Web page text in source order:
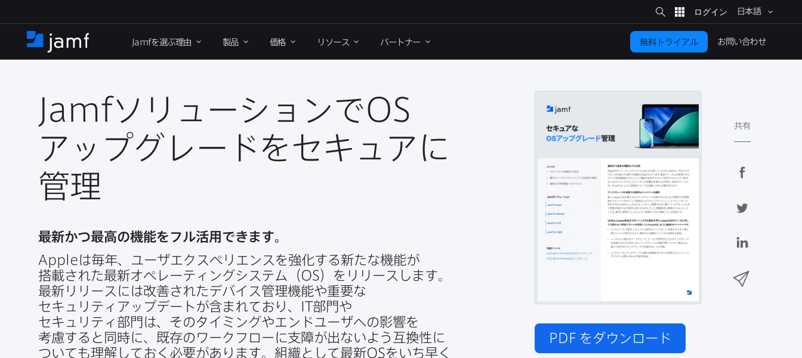
イ
ン
サ
イ
ト
検
索
日本語
ホ
ー
Jamfを​選ぶ理由 製品 価格 リソース パートナー 無料トライアル お問い​合わせ
JamfソリューションでOS
アップグレードを​セキュアに​
管理
PDF をダウンロード
最新かつ​最高の​機能を​フル活用できます。
Appleは​毎年、​ユーザエクスペリエンスを​強化する​新たな​機能が​
搭載された​最新オペレーティングシステム​（OS）を​リリースします。​
最新リリースには​改善された​デバイス管理機能や​重要な​
セキュリティアップデートが​含まれており、 IT部​門や​
セキュリティ部門は、​その​タイミングや​エンドユーザへの​影響を​
考慮すると​同時に、​既存の​ワークフローに​支障が​出ないよう​互換性に​
ついても​理解しておく​必要が​あります。​組織と​して​最新OSを​いち早く​
共有